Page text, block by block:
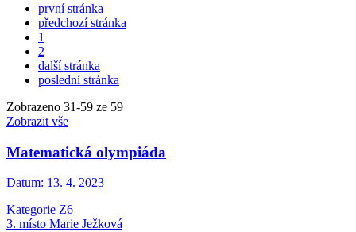
první stránka
předchozí stránka
1
2
další stránka
poslední stránka
Zobrazeno 31-59 ze 59
Zobrazit vše
Matematická olympiáda
Datum: 13. 4. 2023
Kategorie Z6
3. místo Marie Ježková